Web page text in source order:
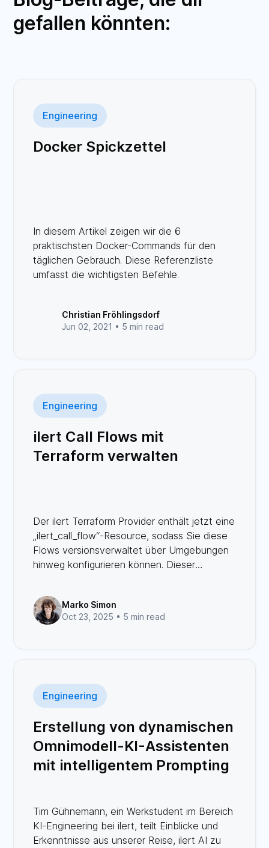
gefallen könnten:
Engineering
Docker Spickzettel
In diesem Artikel zeigen wir die 6
praktischsten Docker-Commands für den
täglichen Gebrauch. Diese Referenzliste
umfasst die wichtigsten Befehle.
Christian Fröhlingsdorf
Jun 02, 2021 • 5 min read
Engineering
ilert Call Flows mit
Terraform verwalten
Der ilert Terraform Provider enthält jetzt eine
„ilert_call_flow“-Resource, sodass Sie diese
Flows versionsverwaltet über Umgebungen
hinweg konfigurieren können. Dieser
wie Call Flows in Terraform verwaltet
werden, und erläutert Vorteile und zentrale
Anwendungsfälle.
Marko Simon
Oct 23, 2025 • 5 min read
Engineering
Erstellung von dynamischen
Omnimodell-KI-Assistenten
mit intelligentem Prompting
Tim Gühnemann, ein Werkstudent im Bereich
KI-Engineering bei ilert, teilt Einblicke und
Erkenntnisse aus unserer Reise, ilert AI zu